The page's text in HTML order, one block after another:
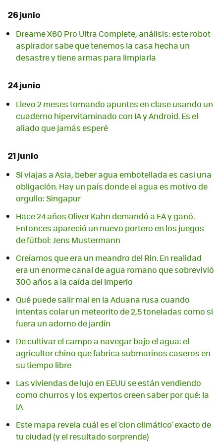
26 junio
Dreame X60 Pro Ultra Complete, análisis: este robot
aspirador sabe que tenemos la casa hecha un
desastre y tiene armas para limpiarla
24 junio
Llevo 2 meses tomando apuntes en clase usando un
cuaderno hipervitaminado con IA y Android. Es el
aliado que jamás esperé
21 junio
Si viajas a Asia, beber agua embotellada es casi una
obligación. Hay un país donde el agua es motivo de
orgullo: Singapur
Hace 24 años Oliver Kahn demandó a EA y ganó.
Entonces apareció un nuevo portero en los juegos
de fútbol: Jens Mustermann
Creíamos que era un meandro del Rin. En realidad
era un enorme canal de agua romano que sobrevivió
300 años a la caída del Imperio
Qué puede salir mal en la Aduana rusa cuando
intentas colar un meteorito de 2,5 toneladas como si
fuera un adorno de jardín
De cultivar el campo a navegar bajo el agua: el
agricultor chino que fabrica submarinos caseros en
su tiempo libre
Las viviendas de lujo en EEUU se están vendiendo
como churros y los expertos creen saber por qué: la
IA
Este mapa revela cuál es el 'clon climático' exacto de
tu ciudad (y el resultado sorprende)